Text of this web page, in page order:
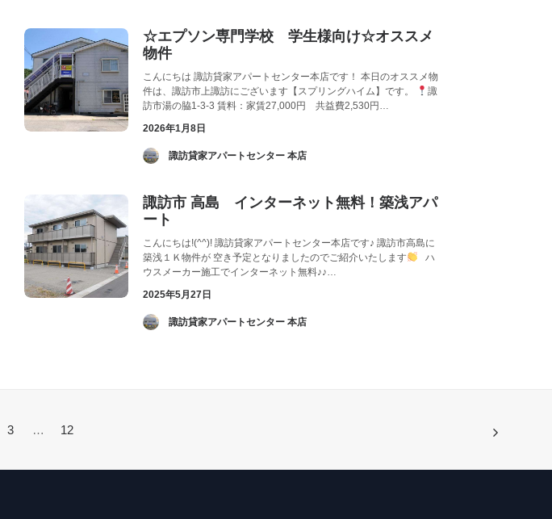
☆エプソン専門学校 学生様向け☆オススメ
物件
こんにちは 諏訪貸家アパートセンター本店です！ 本日のオススメ物
件は、諏訪市上諏訪にございます【スプリングハイム】です。
諏
訪市湯の脇1-3-3 賃料：家賃27,000円 共益費2,530円…
2026年1月8日
­ 諏訪貸家アパートセンター 本店
諏訪市 高島 インターネット無料！築浅アパ
ート
こんにちは!(^^)! 諏訪貸家アパートセンター本店です♪ 諏訪市高島に
築浅１Ｋ物件が 空き予定となりましたのでご紹介いたします
ハ
ウスメーカー施工でインターネット無料♪♪…
2025年5月27日
­ 諏訪貸家アパートセンター 本店
3 … 12